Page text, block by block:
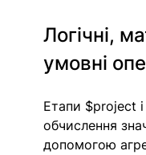
Логічні,
умовні
Етапи $project
обчислення
допомогою